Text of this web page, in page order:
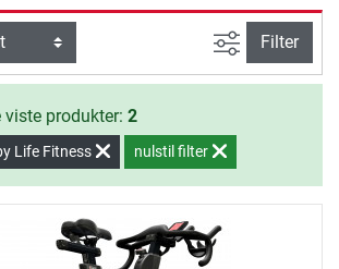
også omfattende tilbehør. God
fornøjelse med træningen med Icg.
Avanceret
Filter
viste produkter: 2
Life Fitness nulstil filter